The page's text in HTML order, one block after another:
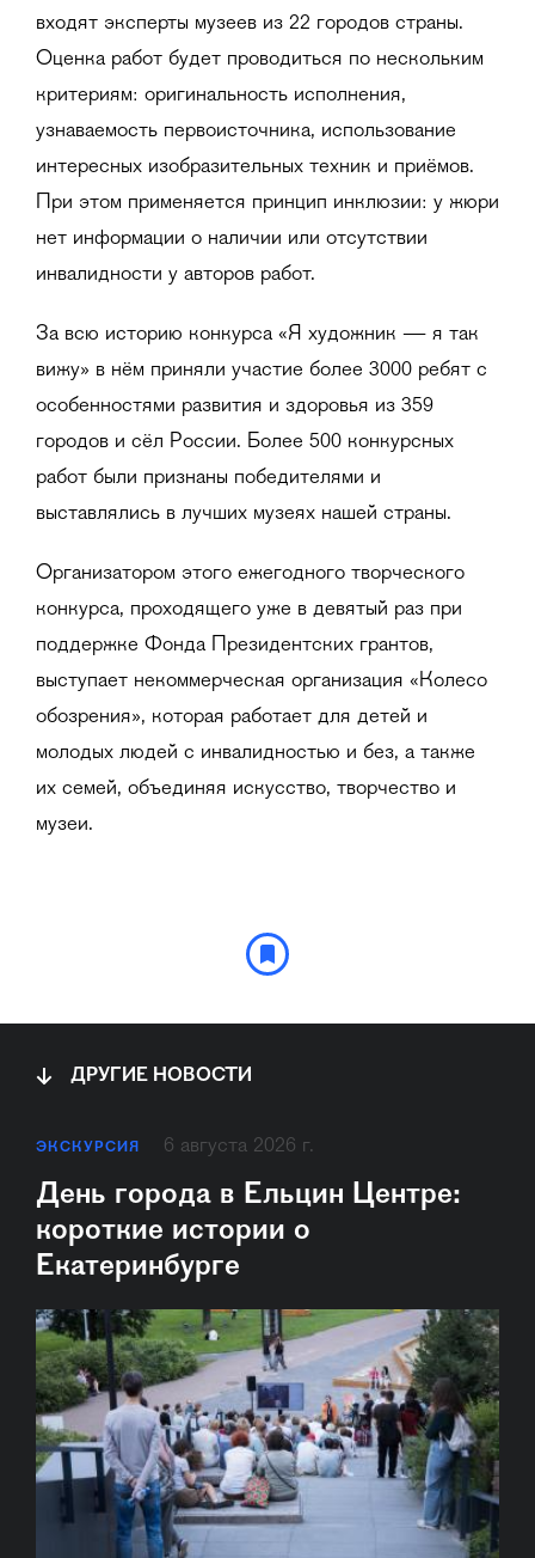
входят эксперты музеев из 22 городов страны.
Оценка работ будет проводиться по нескольким
критериям: оригинальность исполнения,
узнаваемость первоисточника, использование
интересных изобразительных техник и приёмов.
При этом применяется принцип инклюзии: у жюри
нет информации о наличии или отсутствии
инвалидности у авторов работ.
За всю историю конкурса «Я художник — я так
вижу» в нём приняли участие более 3000 ребят с
особенностями развития и здоровья из 359
городов и сёл России. Более 500 конкурсных
работ были признаны победителями и
выставлялись в лучших музеях нашей страны.
Организатором этого ежегодного творческого
конкурса, проходящего уже в девятый раз при
поддержке Фонда Президентских грантов,
выступает некоммерческая организация «Колесо
обозрения», которая работает для детей и
молодых людей с инвалидностью и без, а также
их семей, объединяя искусство, творчество и
музеи.
ДРУГИЕ НОВОСТИ
ЭКСКУРСИЯ 6 августа 2026 г.
День города в Ельцин Центре:
короткие истории о
Екатеринбурге